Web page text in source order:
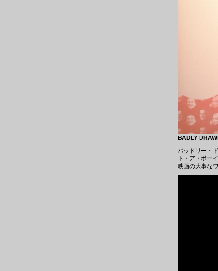
BADLY
バッドリー・
ト・ア・ボー
映画の大事な